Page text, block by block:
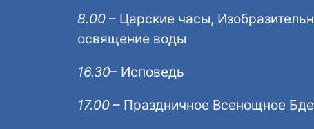
8.00 – Царские часы,
освящение воды
16.30– Исповедь
17.00 – Праздничное Всенощное